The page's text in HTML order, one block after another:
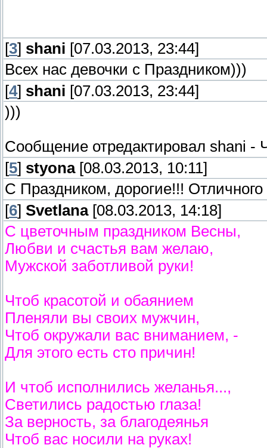
[3] shani [07.03.2013, 23:44]
Всех нас девочки с Праздником)))
[4] shani [07.03.2013, 23:44]
)))
Сообщение отредактировал shani -
[5] styona[08.03.2013, 10:11]
С Праздником, дорогие!!!
[6] Svetlana[08.03.2013, 14:18]
С цветочным праздником Весны,
Любви и счастья вам желаю,
Мужской заботливой руки!
Чтоб красотой и обаянием
Пленяли вы своих мужчин,
Чтоб окружали вас вниманием, -
Для этого есть сто причин!
И чтоб исполнились желанья...,
Светились радостью глаза!
За верность, за благодеянья
Чтоб вас носили на руках!